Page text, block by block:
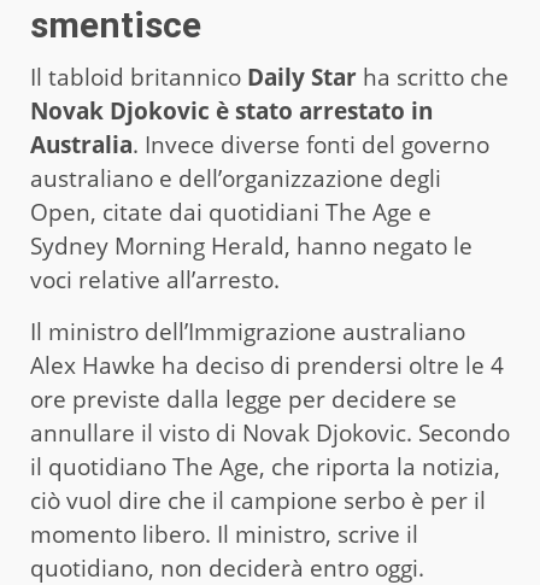
smentisce
Il tabloid britannico Daily Star ha scritto che
Novak Djokovic è stato arrestato in
Australia. Invece diverse fonti del governo
australiano e dell’organizzazione degli
Open, citate dai quotidiani The Age e
Sydney Morning Herald, hanno negato le
voci relative all’arresto.
Il ministro dell’Immigrazione australiano
Alex Hawke ha deciso di prendersi oltre le 4
ore previste dalla legge per decidere se
annullare il visto di Novak Djokovic. Secondo
il quotidiano The Age, che riporta la notizia,
ciò vuol dire che il campione serbo è per il
momento libero. Il ministro, scrive il
quotidiano, non deciderà entro oggi.